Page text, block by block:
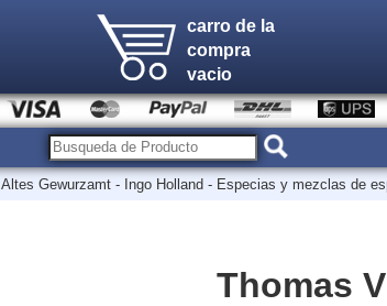
carro de la
compra
vacio
Altes Gewurzamt - Ingo Holland - Especias y mezclas de
Thomas